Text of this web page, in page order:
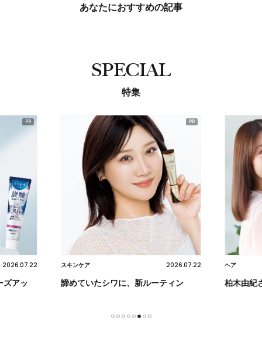
あなたにおすすめの記事
SPECIAL
特集
2026.07.22
ズアッ
スキンケア 2026.07.22
諦めていたシワに、新ルーティン
ヘア
柏木由紀